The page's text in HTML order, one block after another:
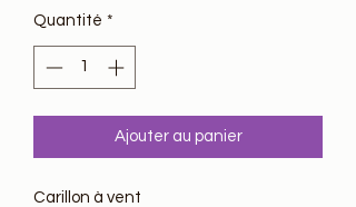
Quantité *
Ajouter au panier
Carillon à vent